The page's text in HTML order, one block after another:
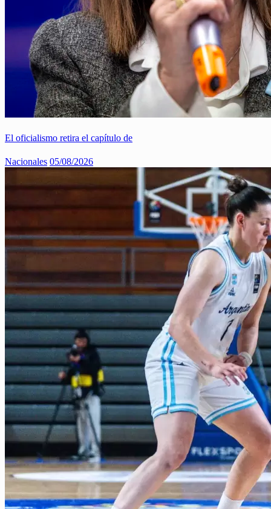
El oficialismo retira el capítulo de
Nacionales 05/08/2026